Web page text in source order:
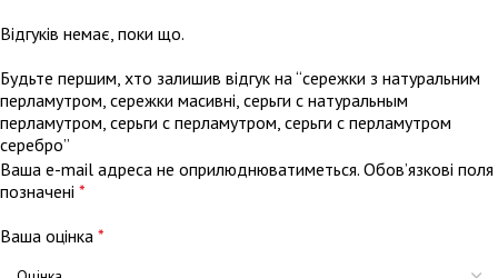
Відгуків немає, поки що.
Будьте першим, хто залишив відгук на “сережки з натуральним
перламутром, сережки масивні, серьги с натуральным
перламутром, серьги с перламутром, серьги с перламутром
серебро”
Ваша e-mail адреса не оприлюднюватиметься. Обов’язкові поля
позначені *
Ваша оцінка *